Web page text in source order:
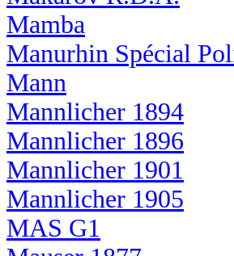
Mamba
Manurhin Spécial
Mann
Mannlicher 1894
Mannlicher 1896
Mannlicher 1901
Mannlicher 1905
MAS G1